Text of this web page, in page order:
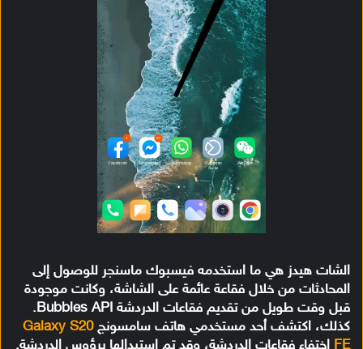
الشات هيدز هي ما استخدمه فيسبوك ماسنجر للوصول إلى
المحادثات من خلال فقاعة عائمة على الشاشة، وكانت موجودة
قبل وقت طويل من تقديم فقاعات الدردشة Bubbles API.
كذلك، اكتشف أحد مستخدمي هاتف سامسونجGalaxy S20
FE اختفاء فقاعات الدردشة، وقد تم استبدالها برؤوس الدردشة.